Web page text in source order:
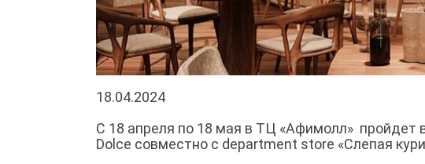
18.04.2024
С 18 апреля по 18 мая в ТЦ «Афимолл» ‎ пройдет
Dolce совместно с department store «‎Слепая